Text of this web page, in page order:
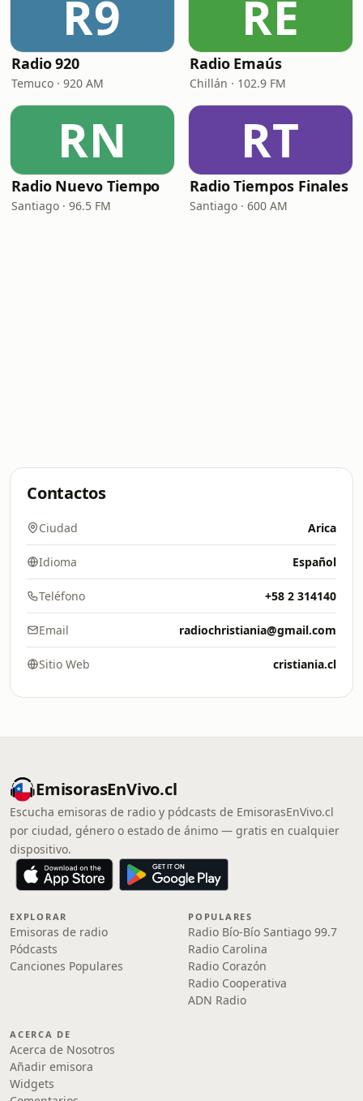
R9
Radio 920
Temuco · 920 AM
RE
Radio Emaús
Chillán · 102.9 FM
RN
Radio Nuevo Tiempo
Santiago · 96.5 FM
RT
Radio Tiempos Finales
Santiago · 600 AM
Contactos
Ciudad Arica
Idioma Español
Teléfono +58 2 314140
Email radiochristiania@gmail.com
Sitio Web cristiania.cl
EmisorasEnVivo.cl
Escucha emisoras de radio y pódcasts de EmisorasEnVivo.cl
por ciudad, género o estado de ánimo — gratis en cualquier
dispositivo.
EXPLORAR
Emisoras de radio
Pódcasts
Canciones Populares
POPULARES
Radio Bío-Bío Santiago 99.7
Radio Carolina
Radio Corazón
Radio Cooperativa
ADN Radio
ACERCA DE
Acerca de Nosotros
Añadir emisora
Widgets